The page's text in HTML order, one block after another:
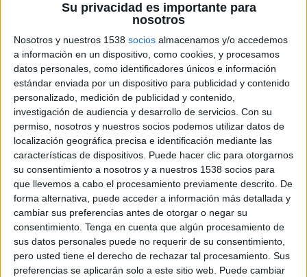
Su privacidad es importante para
nosotros
Nosotros y nuestros 1538 socios almacenamos y/o accedemos
a información en un dispositivo, como cookies, y procesamos
datos personales, como identificadores únicos e información
estándar enviada por un dispositivo para publicidad y contenido
personalizado, medición de publicidad y contenido,
investigación de audiencia y desarrollo de servicios. Con su
permiso, nosotros y nuestros socios podemos utilizar datos de
localización geográfica precisa e identificación mediante las
características de dispositivos. Puede hacer clic para otorgarnos
su consentimiento a nosotros y a nuestros 1538 socios para
que llevemos a cabo el procesamiento previamente descrito. De
forma alternativa, puede acceder a información más detallada y
cambiar sus preferencias antes de otorgar o negar su
consentimiento. Tenga en cuenta que algún procesamiento de
sus datos personales puede no requerir de su consentimiento,
pero usted tiene el derecho de rechazar tal procesamiento. Sus
preferencias se aplicarán solo a este sitio web. Puede cambiar
- Entrevista a Beatriz Álvarez, directora de
marketing de Grupo Varma: "Apostar por un
postureo de marca es muy negativo.
- España es el segundo mercado europeo donde
se confía menos en las marcas tras Suecia.
- Marcas con experiencias. Cambia el patrón del
consumo: del servicio a la experiencia
- #BrailleBricksForAll, un juguete para enseñar
Braille.
- Entrevista a Martyn Ratlle, CEO global de Local
Planet: "Los clientes quieren que seamos buenos
compradores de medios".
- La agencia Officer & Gentleman se lleva el
trofeo a la campaña más premiada por
"Wankband".
- El Grupo Mars promociona su marca de comida
para gatos Temptations a nivel global.